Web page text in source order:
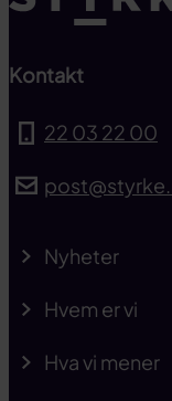
Kontakt
22 03 22 00
Nyheter
Hvem er vi
Hva vi mener